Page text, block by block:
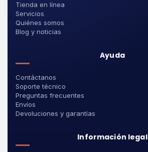
Tienda en línea
Servicios
Quiénes somos
Blog y noticias
Ayuda
Contáctanos
Soporte técnico
Preguntas frecuentes
Envíos
Devoluciones y garantías
Información legal